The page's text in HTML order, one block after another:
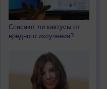
Спасают ли кактусы от
вредного излучения?